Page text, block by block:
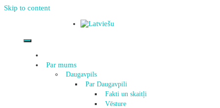
Skip to content
Par mums
Daugavpils
Par Daugavpili
Fakti un skaitļi
Vēsture